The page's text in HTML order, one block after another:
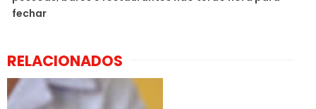
fechar
RELACIONADOS